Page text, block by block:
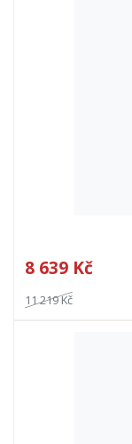
8 639 Kč
11 219 Kč